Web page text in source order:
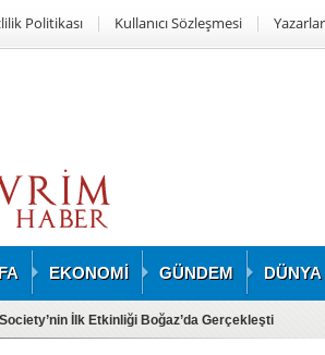
Politikası Kullanıcı Sözleşmesi Yazarlar
EKONOMİ GÜNDEM DÜNYA
İlk Etkinliği Boğaz’da Gerçekleşti